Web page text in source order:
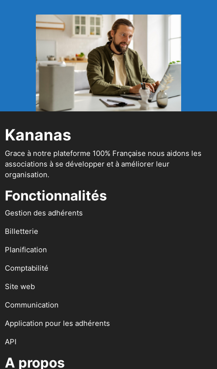
Kananas
Grace à notre plateforme 100% Française nous aidons les
associations à se développer et à améliorer leur
organisation.
Fonctionnalités
Gestion des adhérents
Billetterie
Planification
Comptabilité
Site web
Communication
Application pour les adhérents
API
A propos